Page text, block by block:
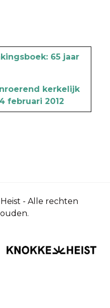
65 jaar
kerkelijk
februari 2012
- Alle rechten